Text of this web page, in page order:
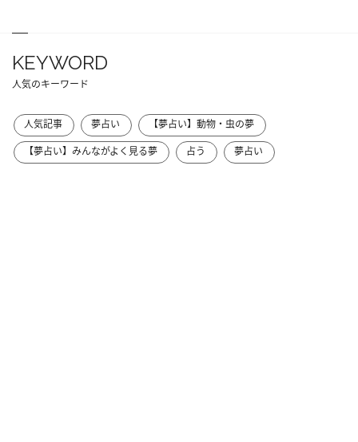
KEYWORD
人気のキーワード
人気記事 夢占い
【夢占い】動物・虫の夢
【夢占い】みんながよく見る夢
占う 夢占い